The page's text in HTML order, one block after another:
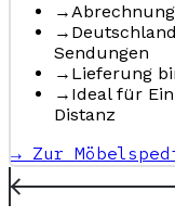
→
→
Sendungen
→ Lieferung
→ Ideal für
Distanz
→ Zur